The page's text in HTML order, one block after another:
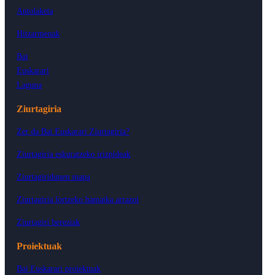
Antolaketa
Hitzarmenak
Bai
Euskarari
Laguna
Ziurtagiria
Zer da Bai Euskarari Ziurtagiria?
Ziurtagiria eskuratzeko irizpideak
Ziurtagiridunen mapa
Ziurtagiria lortzeko hamaika arrazoi
Ziurtagiri bereziak
Proiektuak
Bai Euskarari proiektuak